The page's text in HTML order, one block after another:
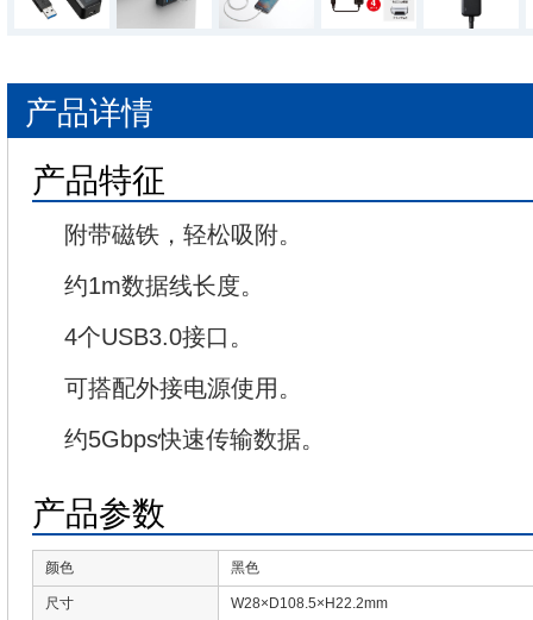
产品详情
产品特征
附带磁铁，轻松吸附。
约1m数据线长度。
4个USB3.0接口。
可搭配外接电源使用。
约5Gbps快速传输数据。
产品参数
颜色 黑色
尺寸 W28×D108.5×H22.2mm